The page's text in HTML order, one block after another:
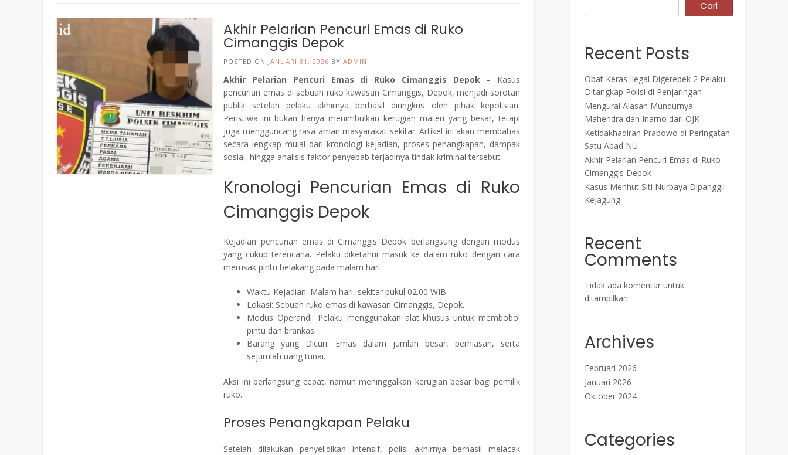
Akhir Pelarian Pencuri Emas di Ruko
Cimanggis Depok
POSTED ON JANUARI 31, 2026 BYADMIN
Akhir Pelarian Pencuri Emas di Ruko Cimanggis Depok– Kasus
pencurian emas di sebuah ruko kawasan Cimanggis, Depok, menjadi sorotan
publik setelah pelaku akhirnya berhasil diringkus oleh pihak kepolisian.
Peristiwa ini bukan hanya menimbulkan kerugian materi yang besar, tetapi
juga mengguncang rasa aman masyarakat sekitar. Artikel ini akan membahas
secara lengkap mulai dari kronologi kejadian, proses penangkapan, dampak
sosial, hingga analisis faktor penyebab terjadinya tindak kriminal tersebut.
Kronologi Pencurian Emas di Ruko
Cimanggis Depok
Kejadian pencurian emas di Cimanggis Depok berlangsung dengan modus
yang cukup terencana. Pelaku diketahui masuk ke dalam ruko dengan cara
merusak pintu belakang pada malam hari.
Waktu Kejadian: Malam hari, sekitar pukul 02.00 WIB.
Lokasi: Sebuah ruko emas di kawasan Cimanggis, Depok.
Modus Operandi: Pelaku menggunakan alat khusus untuk membobol
pintu dan brankas.
Barang yang Dicuri: Emas dalam jumlah besar, perhiasan, serta
sejumlah uang tunai.
Aksi ini berlangsung cepat, namun meninggalkan kerugian besar bagi pemilik
ruko.
Proses Penangkapan Pelaku
Setelah dilakukan penyelidikan intensif, polisi akhirnya berhasil melacak
Cari
Recent Posts
Obat Keras Ilegal Digerebek 2 Pelaku
Ditangkap Polisi di Penjaringan
Mengurai Alasan Mundurnya
Mahendra dan Inarno dari OJK
Ketidakhadiran Prabowo di Peringatan
Satu Abad NU
Akhir Pelarian Pencuri Emas di Ruko
Cimanggis Depok
Kasus Menhut Siti Nurbaya Dipanggil
Kejagung
Recent
Comments
Tidak ada komentar untuk
ditampilkan.
Archives
Februari 2026
Januari 2026
Oktober 2024
Categories